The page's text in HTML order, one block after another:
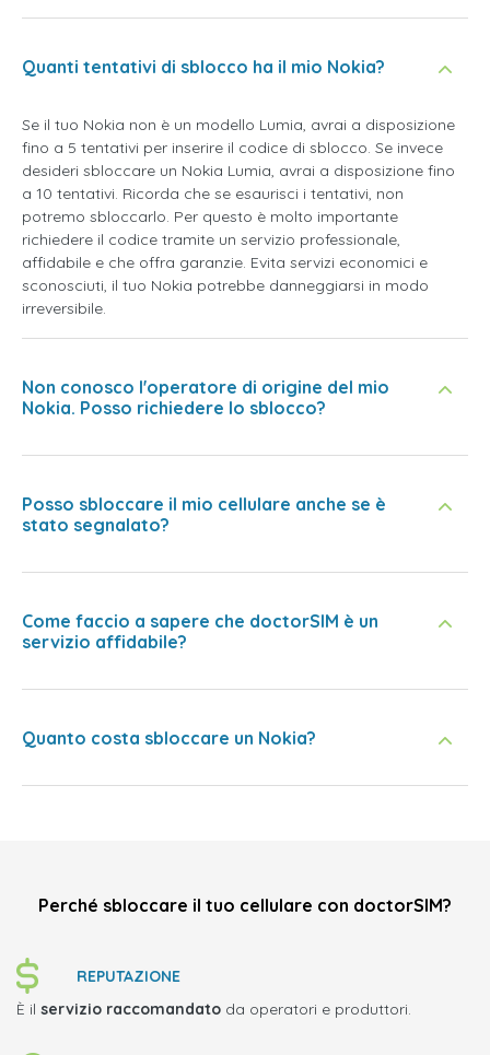
Quanti tentativi di sblocco ha il mio Nokia?
Se il tuo Nokia non è un modello Lumia, avrai a disposizione
fino a 5 tentativi per inserire il codice di sblocco. Se invece
desideri sbloccare un Nokia Lumia, avrai a disposizione fino
a 10 tentativi. Ricorda che se esaurisci i tentativi, non
potremo sbloccarlo. Per questo è molto importante
richiedere il codice tramite un servizio professionale,
affidabile e che offra garanzie. Evita servizi economici e
sconosciuti, il tuo Nokia potrebbe danneggiarsi in modo
irreversibile.
Non conosco l'operatore di origine del mio
Nokia. Posso richiedere lo sblocco?
Posso sbloccare il mio cellulare anche se è
stato segnalato?
Come faccio a sapere che doctorSIM è un
servizio affidabile?
Quanto costa sbloccare un Nokia?
Perché sbloccare il tuo cellulare con doctorSIM?
REPUTAZIONE
È il servizio raccomandato da operatori e produttori.